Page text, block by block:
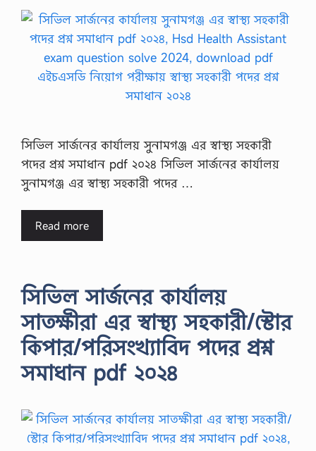
সিভিল সার্জনের কার্যালয় সুনামগঞ্জ এর স্বাস্থ্য সহকারী
পদের প্রশ্ন সমাধান pdf ২০২৪ সিভিল সার্জনের কার্যালয়
সুনামগঞ্জ এর স্বাস্থ্য সহকারী পদের …
Read more
সিভিল সার্জনের কার্যালয়
সাতক্ষীরা এর স্বাস্থ্য সহকারী/স্টোর
কিপার/পরিসংখ্যাবিদ পদের প্রশ্ন
সমাধান pdf ২০২৪